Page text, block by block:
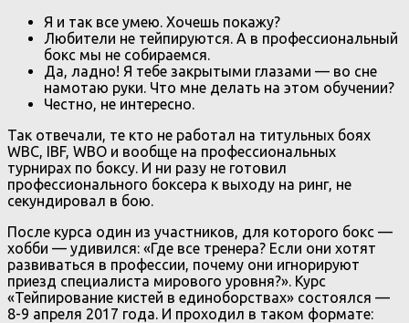
Я и так все умею. Хочешь покажу?
Любители не тейпируются. А в профессиональный
бокс мы не собираемся.
Да, ладно! Я тебе закрытыми глазами — во сне
намотаю руки. Что мне делать на этом обучении?
Честно, не интересно.
Так отвечали, те кто не работал на титульных боях
WBC, IBF, WBO и вообще на профессиональных
турнирах по боксу. И ни разу не готовил
профессионального боксера к выходу на ринг, не
секундировал в бою.
После курса один из участников, для которого бокс —
хобби — удивился: «Где все тренера? Если они хотят
развиваться в профессии, почему они игнорируют
приезд специалиста мирового уровня?». Курс
«Тейпирование кистей в единоборствах» состоялся —
8-9 апреля 2017 года. И проходил в таком формате: